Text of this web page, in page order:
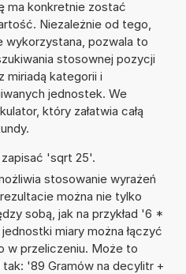
ma konkretnie zostać
Niezależnie od tego,
wykorzystana, pozwala to
stosownej pozycji
miriadą kategorii i
jednostek. We
który załatwia całą
'sqrt 25'.
stosowanie wyrażeń
można nie tylko
sobą, jak na przykład '6 *
miary można łączyć
w przeliczeniu. Może to
tak: '89 Gramów na decylitr +